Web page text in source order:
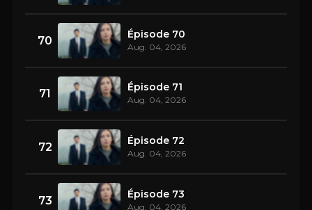
70 Épisode 70
Aug. 04, 2026
71 Épisode 71
Aug. 04, 2026
72 Épisode 72
Aug. 04, 2026
73 Épisode 73
Aug. 04, 2026